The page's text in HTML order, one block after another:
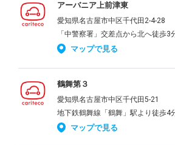
アーバニア上前津東
愛知県名古屋市中区千代田2-4-28
「中警察署」交差点から北へ徒歩3
マップで見る
鶴舞第３
愛知県名古屋市中区千代田5-21
地下鉄鶴舞線「鶴舞」駅より徒歩4
マップで見る